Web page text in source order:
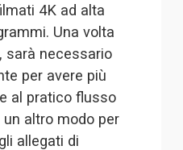
4K ad alta
Una volta
sarà necessario
per avere più
al pratico flusso
altro modo per
allegati di